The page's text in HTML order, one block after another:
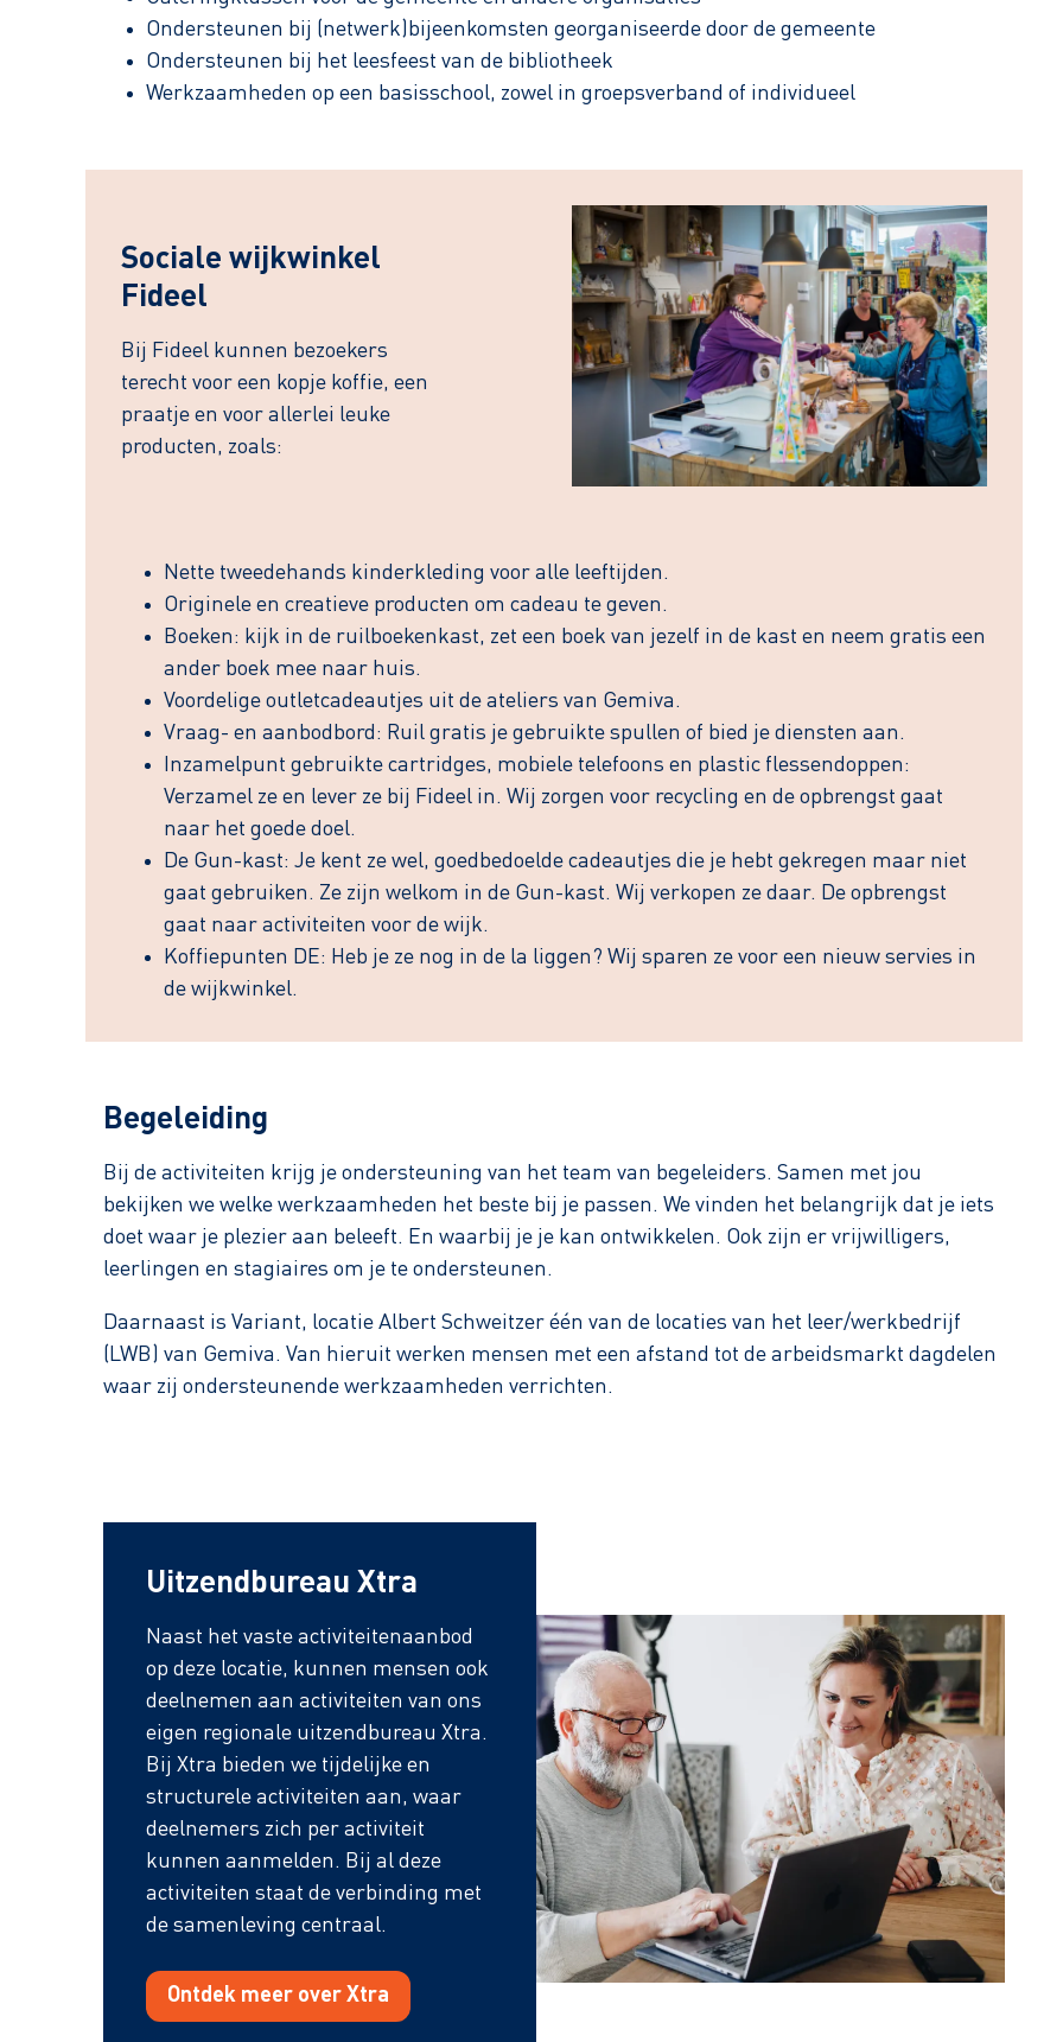
Ondersteunen bij (netwerk)bijeenkomsten georganiseerde door de gemeente
Ondersteunen bij het leesfeest van de bibliotheek
Werkzaamheden op een basisschool, zowel in groepsverband of individueel
Sociale wijkwinkel
Fideel
Bij Fideel kunnen bezoekers
terecht voor een kopje koffie, een
praatje en voor allerlei leuke
producten, zoals:
Nette tweedehands kinderkleding voor alle leeftijden.
Originele en creatieve producten om cadeau te geven.
Boeken: kijk in de ruilboekenkast, zet een boek van jezelf in de kast en neem gratis een
ander boek mee naar huis.
Voordelige outletcadeautjes uit de ateliers van Gemiva.
Vraag- en aanbodbord: Ruil gratis je gebruikte spullen of bied je diensten aan.
Inzamelpunt gebruikte cartridges, mobiele telefoons en plastic flessendoppen:
Verzamel ze en lever ze bij Fideel in. Wij zorgen voor recycling en de opbrengst gaat
naar het goede doel.
De Gun-kast: Je kent ze wel, goedbedoelde cadeautjes die je hebt gekregen maar niet
gaat gebruiken. Ze zijn welkom in de Gun-kast. Wij verkopen ze daar. De opbrengst
gaat naar activiteiten voor de wijk.
Koffiepunten DE: Heb je ze nog in de la liggen? Wij sparen ze voor een nieuw servies in
de wijkwinkel.
Begeleiding
Bij de activiteiten krijg je ondersteuning van het team van begeleiders. Samen met jou
bekijken we welke werkzaamheden het beste bij je passen. We vinden het belangrijk dat je iets
doet waar je plezier aan beleeft. En waarbij je je kan ontwikkelen. Ook zijn er vrijwilligers,
leerlingen en stagiaires om je te ondersteunen.
Daarnaast is Variant, locatie Albert Schweitzer één van de locaties van het leer/werkbedrijf
(LWB) van Gemiva. Van hieruit werken mensen met een afstand tot de arbeidsmarkt dagdelen
waar zij ondersteunende werkzaamheden verrichten.
Uitzendbureau Xtra
Naast het vaste activiteitenaanbod
op deze locatie, kunnen mensen ook
deelnemen aan activiteiten van ons
eigen regionale uitzendbureau Xtra.
Bij Xtra bieden we tijdelijke en
structurele activiteiten aan, waar
deelnemers zich per activiteit
kunnen aanmelden. Bij al deze
activiteiten staat de verbinding met
de samenleving centraal.
Ontdek meer over Xtra